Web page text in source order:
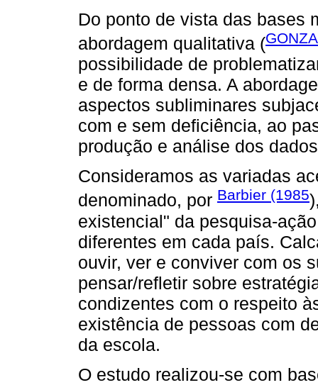
Do ponto de vista das bases
abordagem qualitativa (
possibilidade de
e de forma densa. A
aspectos subliminares
com e sem deficiência, ao
produção e análise dos
Consideramos as variadas
denominado, por Barbier (1985
existencial" da pesquisa-
diferentes em cada país.
ouvir, ver e conviver com os
pensar/refletir sobre
condizentes com o respeito
existência de pessoas com
da escola.
O estudo realizou-se com